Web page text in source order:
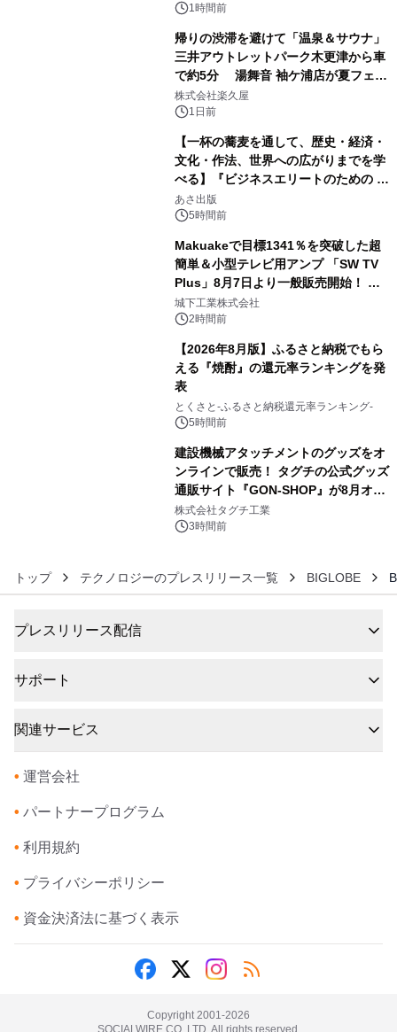
ボグッズも発売決定！
1時間前
帰りの渋滞を避けて「温泉＆サウナ」
三井アウトレットパーク木更津から車
で約5分 湯舞音 袖ケ浦店が夏フェア
メニューを提供
株式会社楽久屋
1日前
【一杯の蕎麦を通して、歴史・経済・
文化・作法、世界への広がりまでを学
べる】『ビジネスエリートのための 教
養としての蕎麦』2026年8月25日
（火）発売
あさ出版
5時間前
Makuakeで目標1341％を突破した超
簡単＆小型テレビ用アンプ 「SW TV
Plus」8月7日より一般販売開始！ ケ
ーブル1本つなぐだけ、テレビの音が
ぐっと豊かに
城下工業株式会社
2時間前
【2026年8月版】ふるさと納税でもら
える『焼酎』の還元率ランキングを発
表
とくさと-ふるさと納税還元率ランキング-
5時間前
建設機械アタッチメントのグッズをオ
ンラインで販売！ タグチの公式グッズ
通販サイト『GON-SHOP』が8月オー
プン
株式会社タグチ工業
3時間前
トップ テクノロジーのプレスリリース一覧 BIGLOBE
プレスリリース配信
サポート
関連サービス
• 運営会社
• パートナープログラム
• 利用規約
• プライバシーポリシー
• 資金決済法に基づく表示
Copyright 2001-2026
SOCIALWIRE CO.,LTD. All rights reserved.